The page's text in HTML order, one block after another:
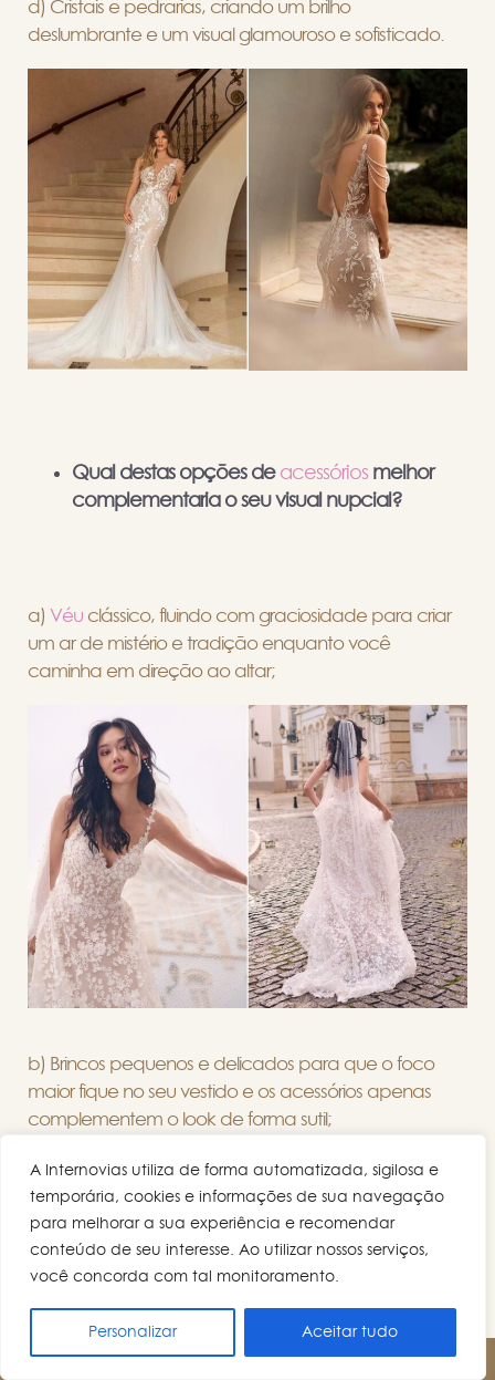
A Internovias utiliza de forma automatizada, sigilosa e
temporária, cookies e informações de sua navegação
para melhorar a sua experiência e recomendar
conteúdo de seu interesse. Ao utilizar nossos serviços,
você concorda com tal monitoramento.
Personalizar Aceitar tudo
d) Cristais e pedrarias, criando um brilho
deslumbrante e um visual glamouroso e sofisticado.
Qual destas opções de acessórios melhor
complementaria o seu visual nupcial?
a) Véu clássico, fluindo com graciosidade para criar
um ar de mistério e tradição enquanto você
caminha em direção ao altar;
b) Brincos pequenos e delicados para que o foco
maior fique no seu vestido e os acessórios apenas
complementem o look de forma sutil;
AGENDE UM HORÁRIO!